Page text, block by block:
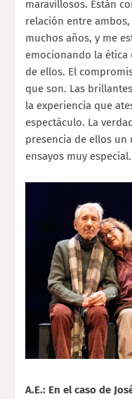
maravillosos. Están
relación entre
muchos años, y me
emocionando la ética
de ellos. El
que son. Las
la experiencia que
espectáculo. La
presencia de ellos
ensayos muy especial.
A.E.: En el caso de